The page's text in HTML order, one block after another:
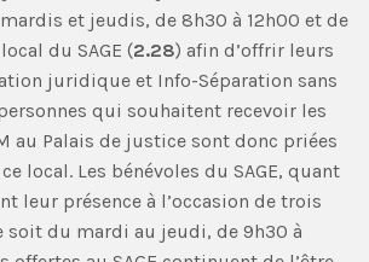
et jeudis, de 8h30 à 12h00 et de
du SAGE (2.28) afin d’offrir leurs
juridique et Info-Séparation sans
qui souhaitent recevoir les
au Palais de justice sont donc priées
local. Les bénévoles du SAGE, quant
leur présence à l’occasion de trois
soit du mardi au jeudi, de 9h30 à